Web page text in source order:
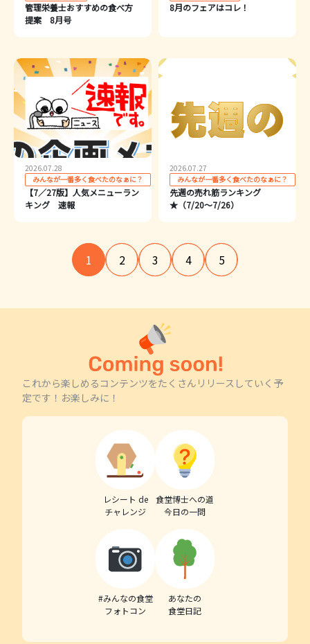
管理栄養士おすすめの食べ方
提案 8月号
8月のフェアはコレ！
2026.07.28
みんなが一番多く食べたのなぁに？
【7／27版】人気メニューラン
キング 速報
2026.07.27
みんなが一番多く食べたのなぁに？
先週の売れ筋ランキング
★（7/20～7/26）
1 2 3 4 5
これから楽しめるコンテンツをたくさんリリースしていく予
定です！お楽しみに！
レシート de
チャレンジ
食堂博士への道
今日の一問
#みんなの食堂
フォトコン
あなたの
食堂日記